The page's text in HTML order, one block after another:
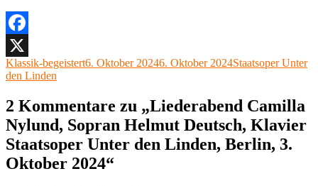
Facebook
X
Autor
Klassik-begeistertVeröffentlicht
6. Oktober 20246. Oktober 2024Kategorien
Staatsoper Unter
den Linden
2 Kommentare zu „Liederabend Camilla
Nylund, Sopran Helmut Deutsch, Klavier
Staatsoper Unter den Linden, Berlin, 3.
Oktober 2024“